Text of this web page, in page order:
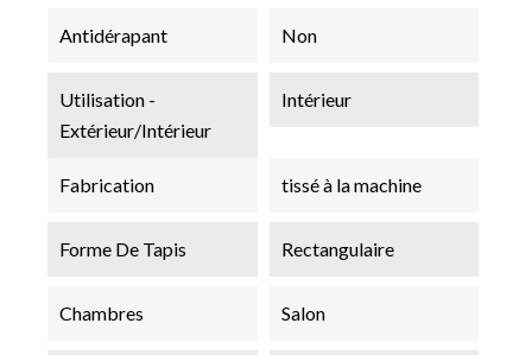
Antidérapant Non
Utilisation -
Extérieur/Intérieur
Intérieur
Fabrication tissé à la machine
Forme De Tapis Rectangulaire
Chambres Salon